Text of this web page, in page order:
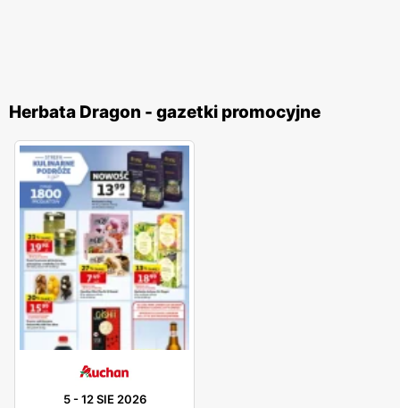
Herbata Dragon - gazetki promocyjne
5-12 SIE 2026